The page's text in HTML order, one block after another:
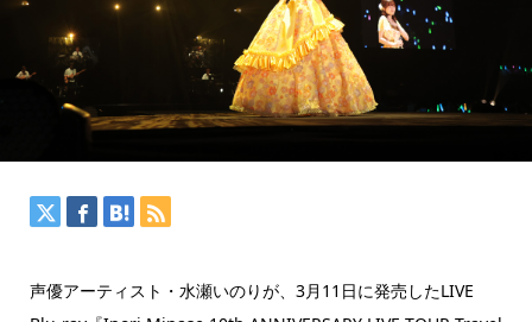
声優アーティスト・水瀬いのりが、3月11日に発売したLIVE